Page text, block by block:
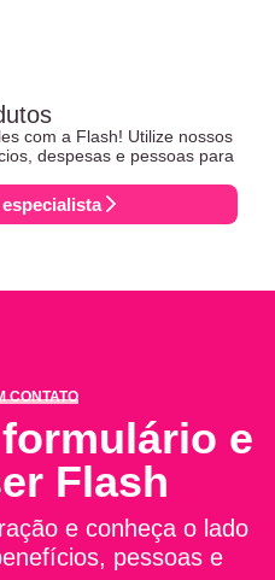
com a Flash! Utilize nossos
despesas e pessoas para
CONTATO
e
Flash
e conheça o lado
pessoas e